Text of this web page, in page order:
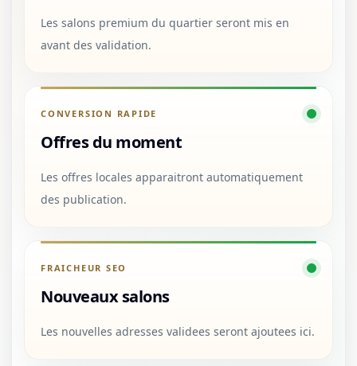
Les salons premium du quartier seront mis en
avant des validation.
CONVERSION RAPIDE
Offres du moment
Les offres locales apparaitront automatiquement
des publication.
FRAICHEUR SEO
Nouveaux salons
Les nouvelles adresses validees seront ajoutees ici.